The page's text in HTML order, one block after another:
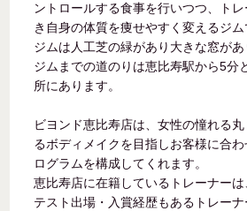
ントロールする食事を行いつつ、ト
き自身の体質を痩せやすく変えるジム
ジムは人工芝の緑があり大きな窓があ
ジムまでの道のりは恵比寿駅から5分
所にあります。
ビヨンド恵比寿店は、女性の憧れる
るボディメイクを目指しお客様に合
ログラムを構成してくれます。
恵比寿店に在籍しているトレーナー
テスト出場・入賞経歴もあるトレー